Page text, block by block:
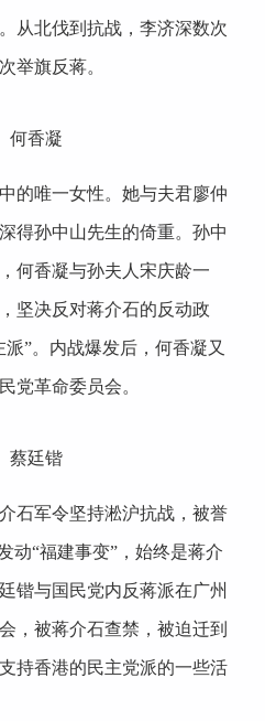
从北伐到抗战，李济深数次
举旗反蒋。
何香凝
的唯一女性。她与夫君廖仲
得孙中山先生的倚重。孙中
何香凝与孙夫人宋庆龄一
坚决反对蒋介石的反动政
”。内战爆发后，何香凝又
党革命委员会。
蔡廷锴
石军令坚持淞沪抗战，被誉
动“福建事变”，始终是蒋介
锴与国民党内反蒋派在广州
，被蒋介石查禁，被迫迁到
持香港的民主党派的一些活